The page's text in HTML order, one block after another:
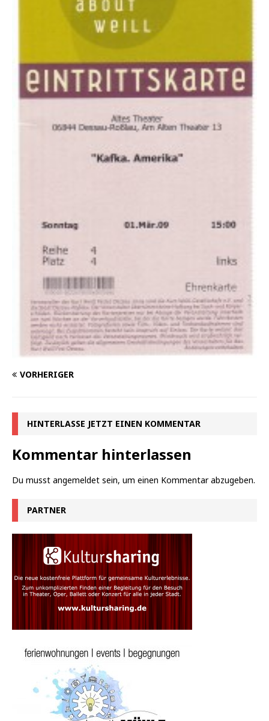
VORHERIGER
HINTERLASSE JETZT EINEN KOMMENTAR
Kommentar hinterlassen
Du musst angemeldet sein, um einen Kommentar abzugeben.
PARTNER